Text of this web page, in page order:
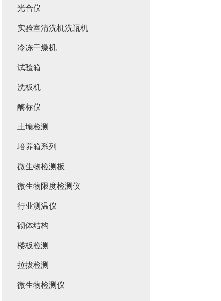
光合仪
实验室清洗机洗瓶机
冷冻干燥机
试验箱
洗板机
酶标仪
土壤检测
培养箱系列
微生物检测板
微生物限度检测仪
行业测温仪
砌体结构
楼板检测
拉拔检测
微生物检测仪